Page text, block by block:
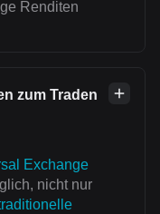
Renditen
zum Traden
Exchange
nicht nur